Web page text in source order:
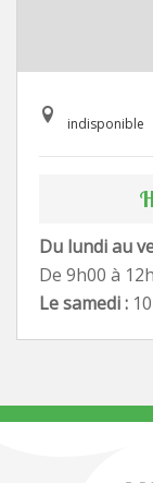
indisponible
Du lundi au
De 9h00 à
Le samedi :